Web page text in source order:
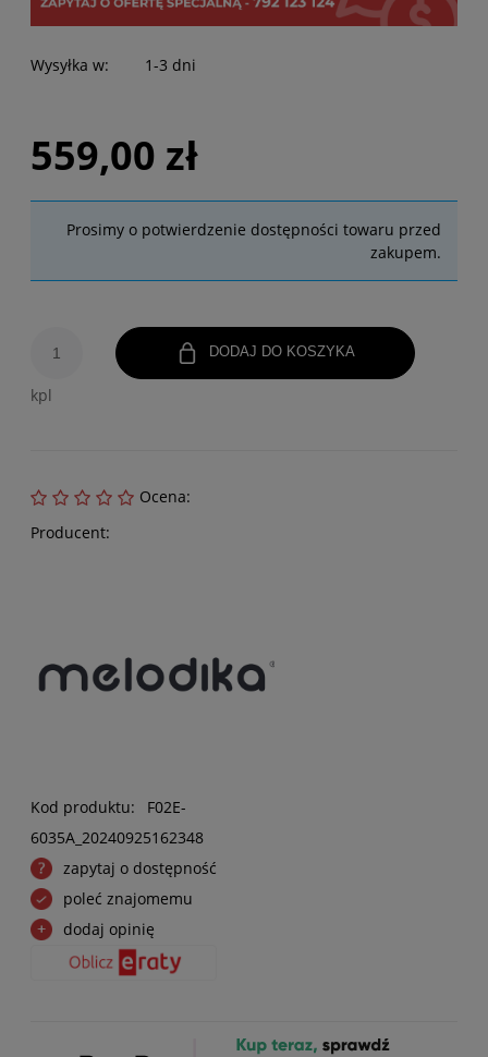
Wysyłka w: 1-3 dni
559,00 zł
Prosimy o potwierdzenie dostępności towaru przed
zakupem.
kpl
DODAJ DO KOSZYKA
Ocena:
Producent:
Kod produktu:
F02E-
6035A_20240925162348
zapytaj o dostępność
poleć znajomemu
dodaj opinię